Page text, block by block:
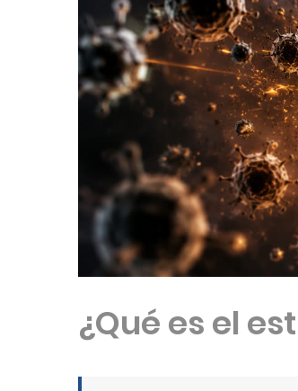
¿Qué es el